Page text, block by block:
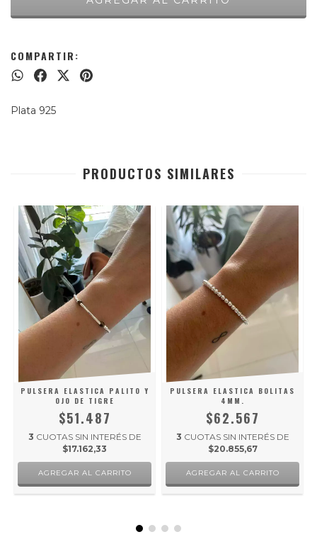
COMPARTIR:
Plata 925
PRODUCTOS SIMILARES
PULSERA ELASTICA PALITO Y
OJO DE TIGRE
$51.487
3 CUOTAS SIN INTERÉS DE
$17.162,33
PULSERA ELASTICA BOLITAS
4MM.
$62.567
3 CUOTAS SIN INTERÉS DE
$20.855,67